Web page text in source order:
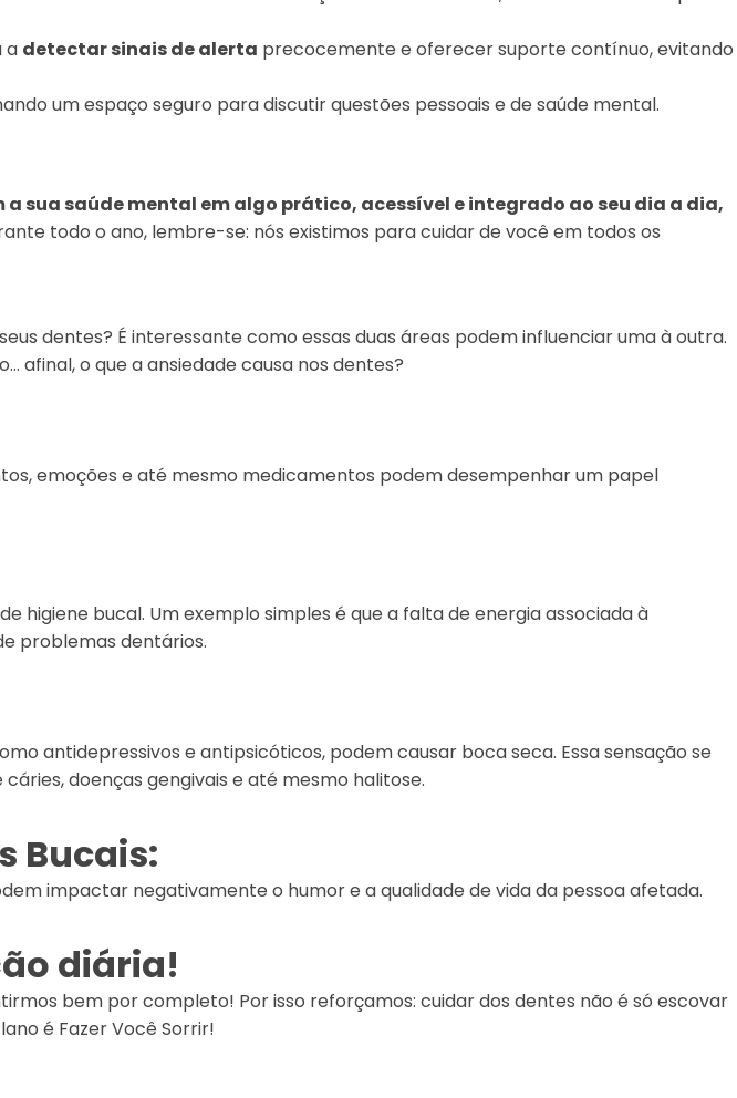
a detectar sinais de alerta precocemente e oferecer suporte contínuo, evitando
um espaço seguro para discutir questões pessoais e de saúde mental.
sua saúde mental em algo prático, acessível e integrado ao seu dia a dia,
todo o ano, lembre-se: nós existimos para cuidar de você em todos os
dentes? É interessante como essas duas áreas podem influenciar uma à outra.
afinal, o que a ansiedade causa nos dentes?
emoções e até mesmo medicamentos podem desempenhar um papel
bucal. Um exemplo simples é que a falta de energia associada à
problemas dentários.
antidepressivos e antipsicóticos, podem causar boca seca. Essa sensação se
doenças gengivais e até mesmo halitose.
Bucais:
impactar negativamente o humor e a qualidade de vida da pessoa afetada.
diária!
bem por completo! Por isso reforçamos: cuidar dos dentes não é só escovar
é Fazer Você Sorrir!